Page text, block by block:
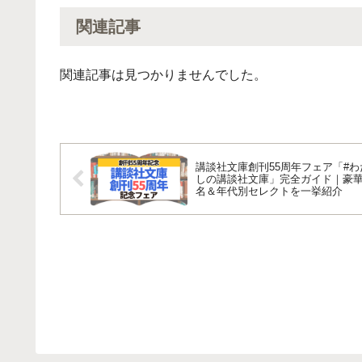
関連記事
関連記事は見つかりませんでした。
講談社文庫創刊55周年フェア「#わ
しの講談社文庫」完全ガイド｜豪
名＆年代別セレクトを一挙紹介